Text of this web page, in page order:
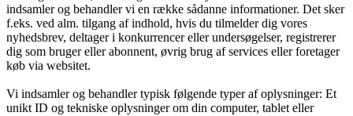
indsamler og behandler vi en række sådanne informationer. Det sker
f.eks. ved alm. tilgang af indhold, hvis du tilmelder dig vores
nyhedsbrev, deltager i konkurrencer eller undersøgelser, registrerer
dig som bruger eller abonnent, øvrig brug af services eller foretager
køb via websitet.
Vi indsamler og behandler typisk følgende typer af oplysninger: Et
unikt ID og tekniske oplysninger om din computer, tablet eller